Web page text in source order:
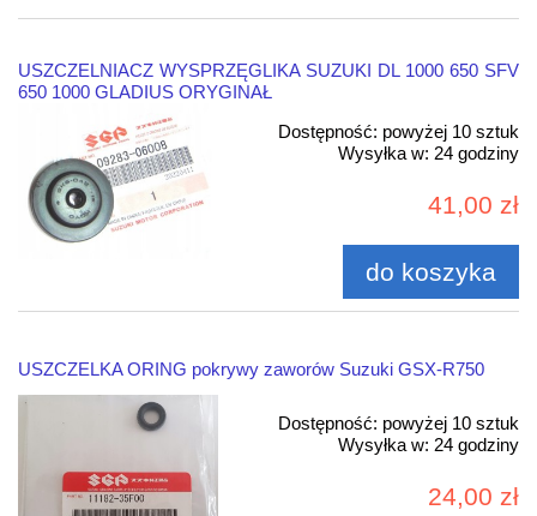
USZCZELNIACZ WYSPRZĘGLIKA SUZUKI DL 1000 650 SFV
650 1000 GLADIUS ORYGINAŁ
Dostępność: powyżej 10 sztuk
Wysyłka w: 24 godziny
41,00 zł
do koszyka
USZCZELKA ORING pokrywy zaworów Suzuki GSX-R750
Dostępność: powyżej 10 sztuk
Wysyłka w: 24 godziny
24,00 zł